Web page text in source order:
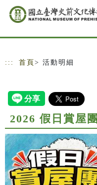
跳到主要內容
網站導覽
::: 首頁 > 活動明細
2026 假日賞屋團